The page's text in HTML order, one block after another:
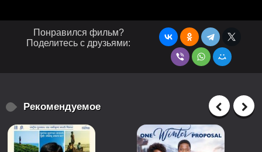
Понравился фильм?
Поделитесь с друзьями:
Рекомендуемое